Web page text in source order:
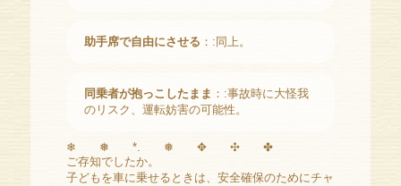
助手席で自由にさせる ：:同上。
同乗者が抱っこしたまま ：:事故時に大怪我
のリスク、運転妨害の可能性。
❄︎ ❅ *. ❅ ✥ ✣ ✤
ご存知でしたか。
子どもを車に乗せるときは、安全確保のためにチャ